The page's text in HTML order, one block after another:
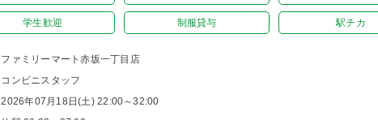
学生歓迎 制服貸与 駅チカ
ファミリーマート赤坂一丁目店
コンビニスタッフ
2026年07月18日(土) 22:00～32:00